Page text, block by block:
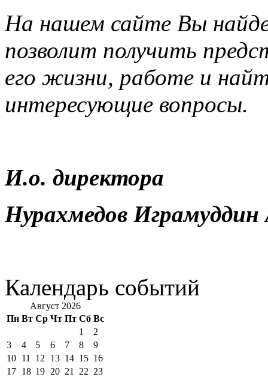
На нашем сайте Вы
позволит получить
его жизни, работе и
интересующие вопросы.
И.о. директора
Нурахмедов Играмуддин
Календарь событий
Август 2026
Пн Вт Ср Чт Пт Сб Вс
1
2
3
4 5 6 7 8
9
10 11 12 13 14 15 16
17 18 19 20 21 22 23